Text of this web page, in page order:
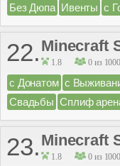
Без Дюпа Ивенты с
22. Minecraft
1.8 0 из 1000
с Донатом с
Свадьбы Сплиф
23. Minecraft
1.8 0 из 1000